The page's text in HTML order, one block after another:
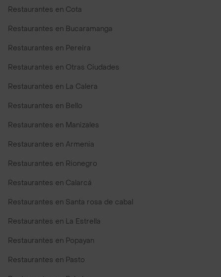
Restaurantes en Cota
Restaurantes en Bucaramanga
Restaurantes en Pereira
Restaurantes en Otras Ciudades
Restaurantes en La Calera
Restaurantes en Bello
Restaurantes en Manizales
Restaurantes en Armenia
Restaurantes en Rionegro
Restaurantes en Calarcá
Restaurantes en Santa rosa de cabal
Restaurantes en La Estrella
Restaurantes en Popayan
Restaurantes en Pasto